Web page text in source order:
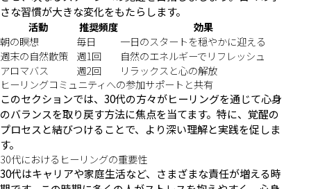
さな習慣が大きな変化をもたらします。
活動
推奨頻度
効果
朝の瞑想
毎日
一日のスタートを穏やかに迎える
週末の自然散策
週1回
自然のエネルギーでリフレッシュ
アロマバス
週2回
リラックスと心の解放
ヒーリングコミュニティへの参加サポートと共有
このセクションでは、30代の方々がヒーリングを通じて心身
のバランスを取り戻す方法に焦点を当てます。特に、覚醒の
プロセスと結びつけることで、より深い理解と実践を促しま
す。
30代におけるヒーリングの重要性
30代はキャリアや家庭生活など、さまざまな責任が増える時